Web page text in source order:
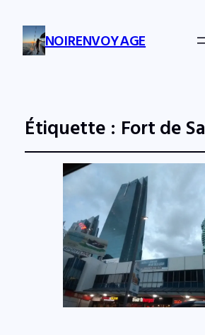
NOIRENVOYAGE
Étiquette : Fort de